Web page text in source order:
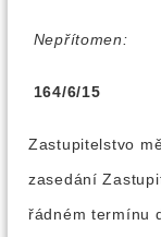
Nepřítomen:
164/6/15
Zastupitelstvo
zasedání
řádném termínu